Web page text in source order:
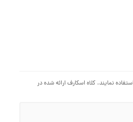
نمایند. کلاه اسکارف ارائه شده در